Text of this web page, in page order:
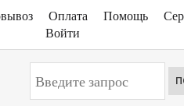
Оплата Помощь
Войти